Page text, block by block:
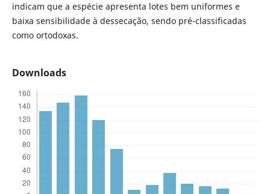
indicam que a espécie apresenta lotes bem uniformes e
baixa sensibilidade à dessecação, sendo pré-classificadas
como ortodoxas.
Downloads